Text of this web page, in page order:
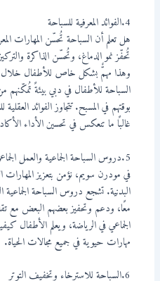
هل تعلم أن السباحة تُحسّن المهارات
تُحفّز نمو الدماغ، وتُحسّن الذاكرة
وهذا مهمٌّ بشكل خاص للأطفال خلال
السباحة للأطفال في دبي بيئةً تُمكّنهم من
بوقتهم في المسبح. تتجاوز الفوائد
غالبًا ما تنعكس في تحسين الأداء
في مودرن سويم، نؤمن بتعزيز المهارات
البدنية. تشجع دروس السباحة الجماعية
معًا، ودعم وتحفيز بعضهم البعض مع
الجماعي في الرياضة، ويعلم الأطفال
مهارات حيوية في جميع مجالات الحياة.